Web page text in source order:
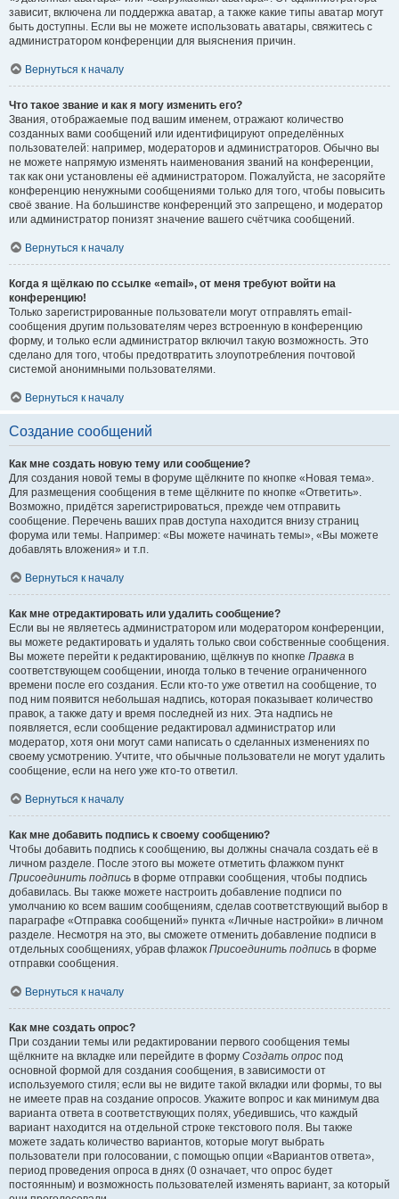
зависит, включена ли поддержка аватар, а также какие типы аватар могут
быть доступны. Если вы не можете использовать аватары, свяжитесь с
администратором конференции для выяснения причин.
Вернуться к началу
Что такое звание и как я могу изменить его?
Звания, отображаемые под вашим именем, отражают количество
созданных вами сообщений или идентифицируют определённых
пользователей: например, модераторов и администраторов. Обычно вы
не можете напрямую изменять наименования званий на конференции,
так как они установлены её администратором. Пожалуйста, не засоряйте
конференцию ненужными сообщениями только для того, чтобы повысить
своё звание. На большинстве конференций это запрещено, и модератор
или администратор понизят значение вашего счётчика сообщений.
Вернуться к началу
Когда я щёлкаю по ссылке «email», от меня требуют войти на
конференцию!
Только зарегистрированные пользователи могут отправлять email-
сообщения другим пользователям через встроенную в конференцию
форму, и только если администратор включил такую возможность. Это
сделано для того, чтобы предотвратить злоупотребления почтовой
системой анонимными пользователями.
Вернуться к началу
Создание сообщений
Как мне создать новую тему или сообщение?
Для создания новой темы в форуме щёлкните по кнопке «Новая тема».
Для размещения сообщения в теме щёлкните по кнопке «Ответить».
Возможно, придётся зарегистрироваться, прежде чем отправить
сообщение. Перечень ваших прав доступа находится внизу страниц
форума или темы. Например: «Вы можете начинать темы», «Вы можете
добавлять вложения» и т.п.
Вернуться к началу
Как мне отредактировать или удалить сообщение?
Если вы не являетесь администратором или модератором конференции,
вы можете редактировать и удалять только свои собственные сообщения.
Вы можете перейти к редактированию, щёлкнув по кнопке Правка в
соответствующем сообщении, иногда только в течение ограниченного
времени после его создания. Если кто-то уже ответил на сообщение, то
под ним появится небольшая надпись, которая показывает количество
правок, а также дату и время последней из них. Эта надпись не
появляется, если сообщение редактировал администратор или
модератор, хотя они могут сами написать о сделанных изменениях по
своему усмотрению. Учтите, что обычные пользователи не могут удалить
сообщение, если на него уже кто-то ответил.
Вернуться к началу
Как мне добавить подпись к своему сообщению?
Чтобы добавить подпись к сообщению, вы должны сначала создать её в
личном разделе. После этого вы можете отметить флажком пункт
Присоединить подпись в форме отправки сообщения, чтобы подпись
добавилась. Вы также можете настроить добавление подписи по
умолчанию ко всем вашим сообщениям, сделав соответствующий выбор в
параграфе «Отправка сообщений» пункта «Личные настройки» в личном
разделе. Несмотря на это, вы сможете отменить добавление подписи в
отдельных сообщениях, убрав флажок Присоединить подпись в форме
отправки сообщения.
Вернуться к началу
Как мне создать опрос?
При создании темы или редактировании первого сообщения темы
щёлкните на вкладке или перейдите в форму Создать опрос под
основной формой для создания сообщения, в зависимости от
используемого стиля; если вы не видите такой вкладки или формы, то вы
не имеете прав на создание опросов. Укажите вопрос и как минимум два
варианта ответа в соответствующих полях, убедившись, что каждый
вариант находится на отдельной строке текстового поля. Вы также
можете задать количество вариантов, которые могут выбрать
пользователи при голосовании, с помощью опции «Вариантов ответа»,
период проведения опроса в днях (0 означает, что опрос будет
постоянным) и возможность пользователей изменять вариант, за который